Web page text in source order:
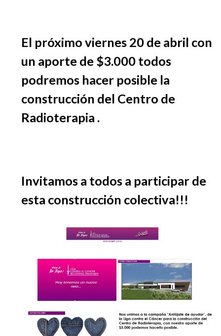
El próximo viernes 20 de abril con
un aporte de $3.000 todos
podremos hacer posible la
construcción del Centro de
Radioterapia .
Invitamos a todos a participar de
esta construcción colectiva!!!